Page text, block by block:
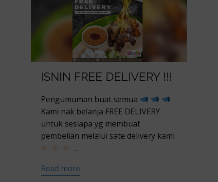
ISNIN FREE DELIVERY !!!
Pengumuman buat semua
Kami nak belanja FREE DELIVERY
untuk sesiapa yg membuat
pembelian melalui sate delivery kami
…
Read more